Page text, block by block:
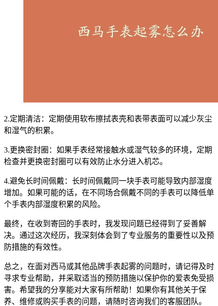
2.定期清洁：定期使用软布擦拭表壳和表带表面可以减少灰尘
和湿气的积累。
3.更换密封圈：如果手表经常接触水或湿气较多的环境，定期
检查并更换密封圈可以有效防止水分进入机芯。
4.避免长时间佩戴：长时间佩戴同一块手表可能导致内部湿度
增加。如果可能的话，在不同场合佩戴不同的手表可以降低单
个手表内部湿度积累的风险。
最终，在收到寄回的手表时，我发现问题已经得到了妥善解
决。通过这次经历，我深刻体会到了专业服务的重要性以及预
防措施的有效性。
总之，在面对西马或其他品牌手表起雾的问题时，请记得及时
寻求专业帮助，并采取适当的预防措施以保护你的爱表免受损
害。希望我的分享能对大家有所帮助！如果你有其他关于保
养、维修或购买手表的问题，请随时咨询我们的客服团队。